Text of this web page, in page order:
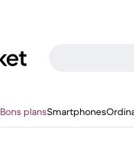
Bons plansSmartphones